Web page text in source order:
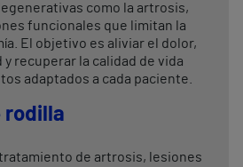
como la artrosis,
funcionales que limitan la
El objetivo es aliviar el dolor,
recuperar la calidad de vida
adaptados a cada paciente.
rodilla
de artrosis, lesiones